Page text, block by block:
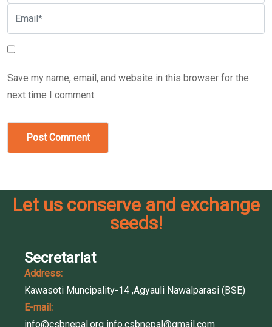
Save my name, email, and website in this browser for the
next time I comment.
Post Comment
Let us conserve and exchange
seeds!
Secretariat
Address:
Kawasoti Muncipality-14 ,Agyauli Nawalparasi (BSE)
E-mail:
info@csbnepal.org info.csbnepal@gmail.com